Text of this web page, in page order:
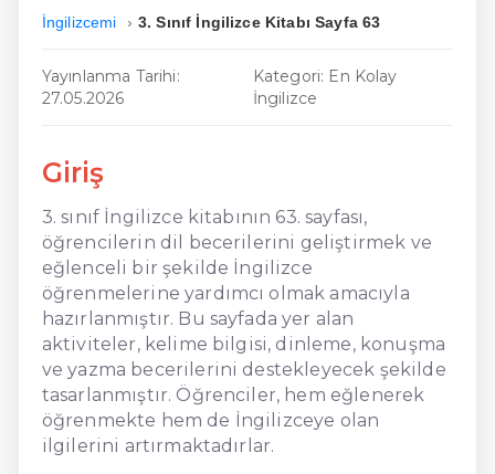
Hızlı İngilizce
İngilizcemi 3. Sınıf İngilizce Kitabı Sayfa 63
Yayınlanma Tarihi:
27.05.2026
Kategori: En Kolay
İngilizce
Giriş
3. sınıf İngilizce kitabının 63. sayfası,
öğrencilerin dil becerilerini geliştirmek ve
eğlenceli bir şekilde İngilizce
öğrenmelerine yardımcı olmak amacıyla
hazırlanmıştır. Bu sayfada yer alan
aktiviteler, kelime bilgisi, dinleme, konuşma
ve yazma becerilerini destekleyecek şekilde
tasarlanmıştır. Öğrenciler, hem eğlenerek
öğrenmekte hem de İngilizceye olan
ilgilerini artırmaktadırlar.